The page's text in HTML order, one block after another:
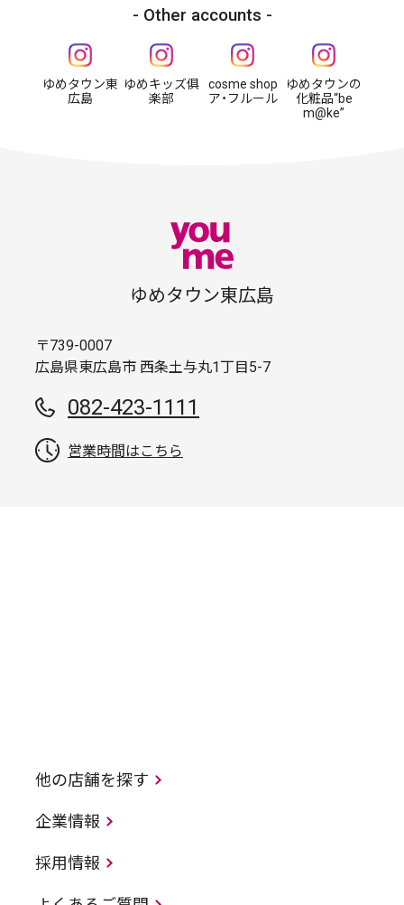
Other accounts
ゆめタウン東
広島
ゆめキッズ俱
楽部
cosme shop
ア・フルール
ゆめタウンの
化粧品“be
m@ke”
ゆめタウン東広島
〒739-0007
広島県東広島市 西条土与丸1丁目5-7
082-423-1111
営業時間はこちら
他の店舗を探す
企業情報
採用情報